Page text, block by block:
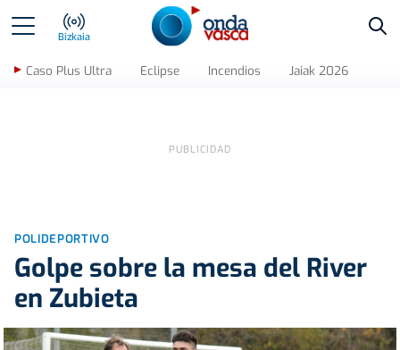
Bizkaia
Caso Plus Ultra Eclipse Incendios Jaiak 2026
POLIDEPORTIVO
Golpe sobre la mesa del River
en Zubieta